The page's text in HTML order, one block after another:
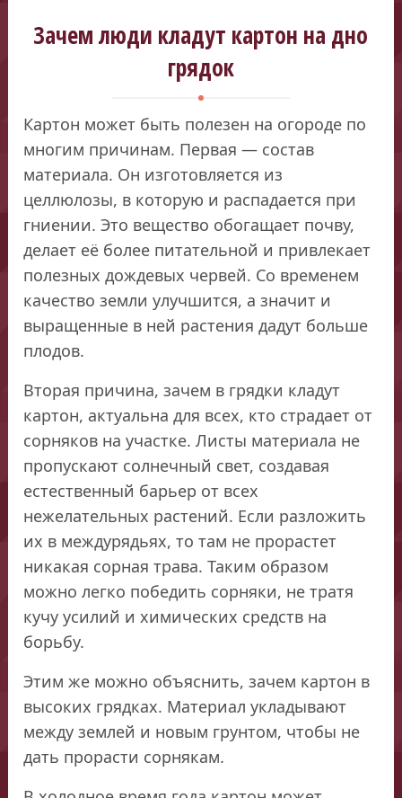
Зачем люди кладут картон на дно
грядок
Картон может быть полезен на огороде по
многим причинам. Первая — состав
материала. Он изготовляется из
целлюлозы, в которую и распадается при
гниении. Это вещество обогащает почву,
делает её более питательной и привлекает
полезных дождевых червей. Со временем
качество земли улучшится, а значит и
выращенные в ней растения дадут больше
плодов.
Вторая причина, зачем в грядки кладут
картон, актуальна для всех, кто страдает от
сорняков на участке. Листы материала не
пропускают солнечный свет, создавая
естественный барьер от всех
нежелательных растений. Если разложить
их в междурядьях, то там не прорастет
никакая сорная трава. Таким образом
можно легко победить сорняки, не тратя
кучу усилий и химических средств на
борьбу.
Этим же можно объяснить, зачем картон в
высоких грядках. Материал укладывают
между землей и новым грунтом, чтобы не
дать прорасти сорнякам.